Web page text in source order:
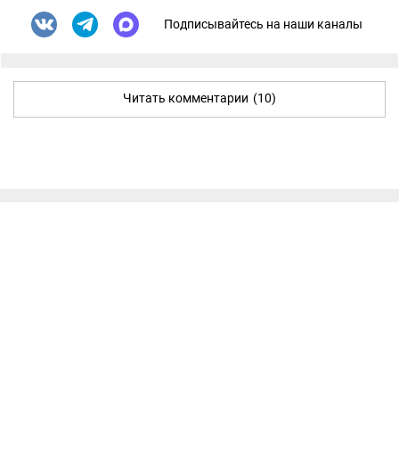
Подписывайтесь на наши каналы
Читать комментарии (10)